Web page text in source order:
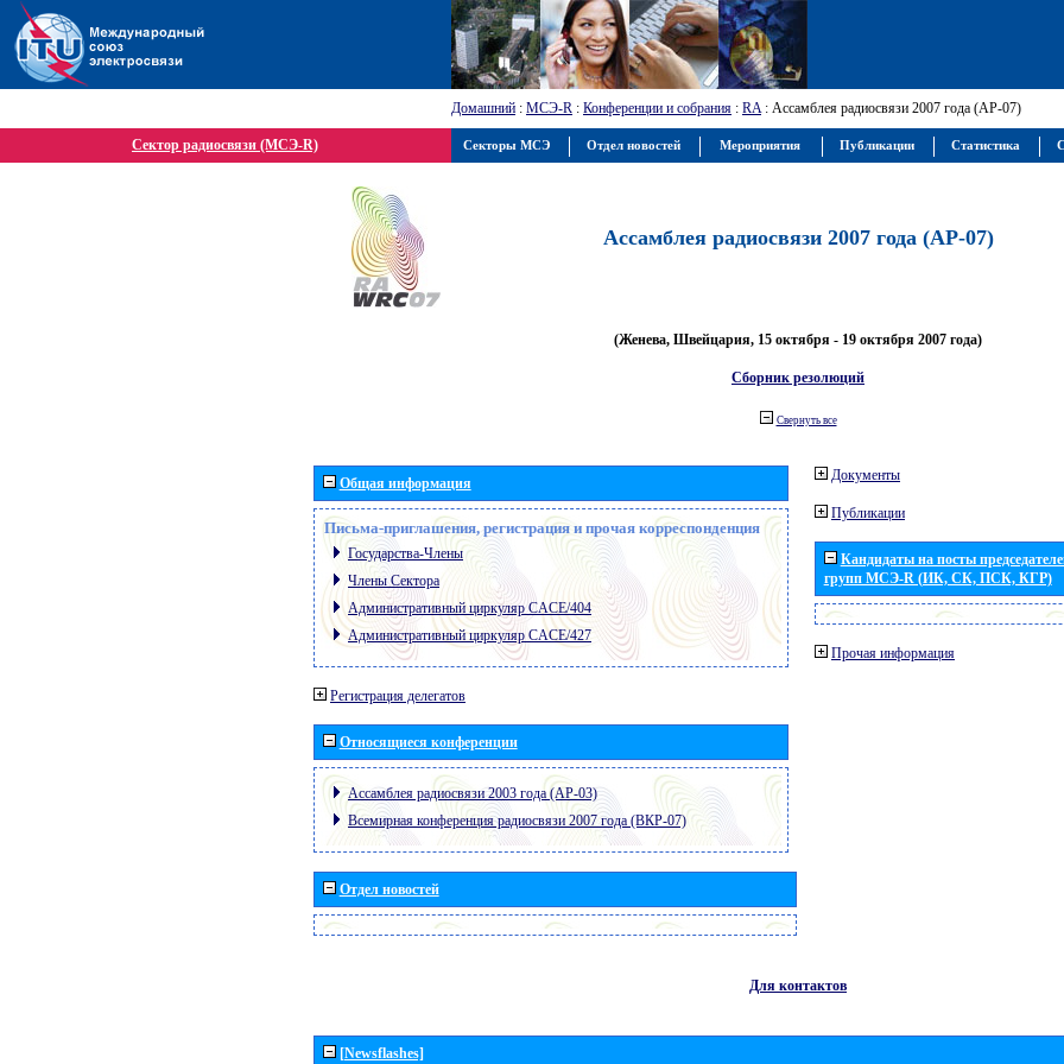
Домашний : МСЭ-R : Конференции и собрания : RA: Ассамблея радиосвязи 2007 года (АР-07)
Сектор радиосвязи (МСЭ-R)
Ассамблея радиосвязи 2007 года (АР-07)
(Женева, Швейцария, 15 октября - 19 октября 2007 года)
Сборник резолюций
Свернуть все
Общая информация
Письма-приглашения, регистрация и прочая корреспонденция
Государства-Члены
Члены Сектора
Административный циркуляр CACE/404
Административный циркуляр CACE/427
Регистрация делегатов
Относящиеся конференции
Ассамблея радиосвязи 2003 года (АР-03)
Всемирная конференция радиосвязи 2007 года (ВКР-07)
Отдел новостей
Документы
Публикации
Кандидаты на посты
групп МСЭ-R (ИК, СК, ПСК, КГР)
Прочая информация
Для контактов
[Newsflashes]
Секторы МСЭ Отдел новостей Мероприятия Публикации Статистика